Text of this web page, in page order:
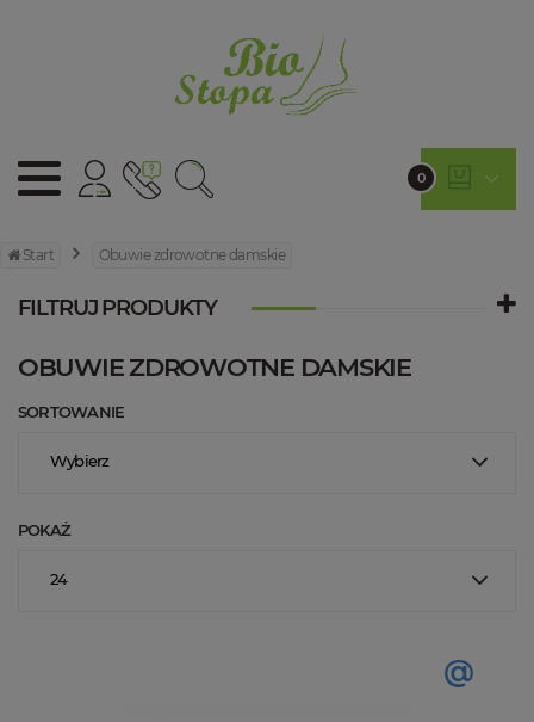
0
Start Obuwie zdrowotne damskie
FILTRUJ PRODUKTY
OBUWIE ZDROWOTNE DAMSKIE
SORTOWANIE
Wybierz
POKAŻ
24
@